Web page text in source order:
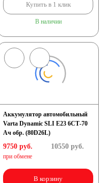
Купить в 1 клик
В наличии
Аккумулятор автомобильный
Varta Dynamic SLI E23 6СТ-70
Ач обр. (80D26L)
9750 руб.
при обмене
10550руб.
В корзину